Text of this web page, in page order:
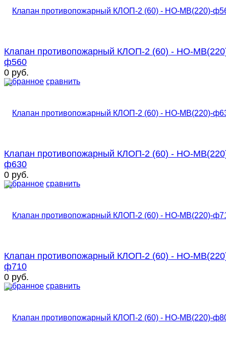
избранное сравнить
Клапан противопожарный КЛОП-2 (60) - НО-
ф560
0 руб.
избранное сравнить
Клапан противопожарный КЛОП-2 (60) - НО-
ф630
0 руб.
избранное сравнить
Клапан противопожарный КЛОП-2 (60) - НО-
ф710
0 руб.